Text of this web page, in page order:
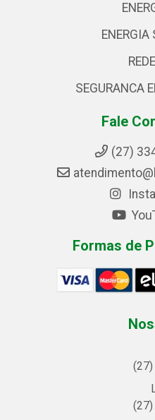
ENERGIA
SEGURANCA
Fale
(27)
Formas de